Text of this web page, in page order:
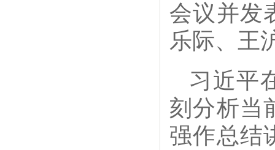
会议并发
乐际、王
习近平
刻分析当
强作总结